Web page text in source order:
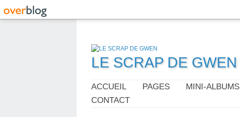
LE SCRAP DE GWEN
ACCUEIL PAGES MINI-ALBUMS
CONTACT